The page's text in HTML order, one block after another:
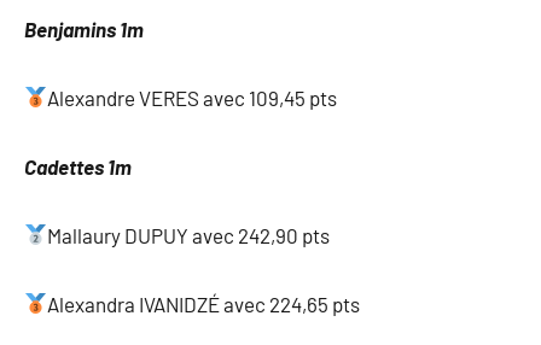
Benjamins 1m
Alexandre VERES avec 109,45 pts
Cadettes 1m
Mallaury DUPUY avec 242,90 pts
Alexandra IVANIDZÉ avec 224,65 pts